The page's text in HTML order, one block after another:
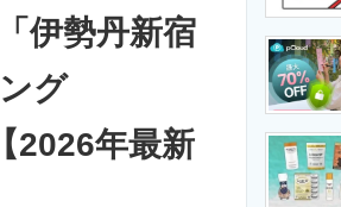
製造業のIT導入・活用を支援
エネルギーの専門メディア
伊勢丹新宿
グ
2026年最新